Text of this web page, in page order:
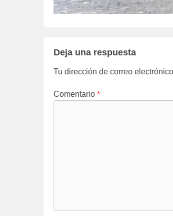
Deja una respuesta
Tu dirección de correo
Comentario *